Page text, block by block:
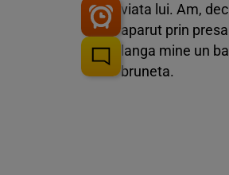
viata lui. Am,
aparut prin
langa mine un
bruneta.